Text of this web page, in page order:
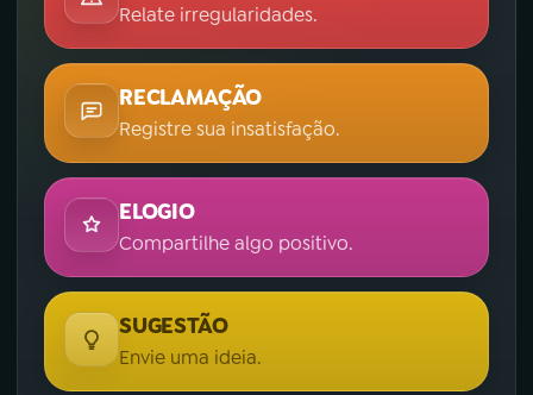
Relate irregularidades.
RECLAMAÇÃO
Registre sua insatisfação.
ELOGIO
Compartilhe algo positivo.
SUGESTÃO
Envie uma ideia.